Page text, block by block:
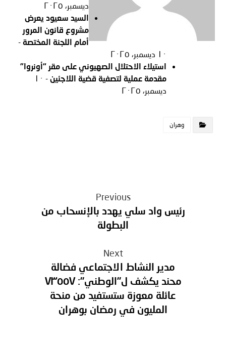
ديسمبر، ٢٠٢٥
السيد سعيود يعرض
مشروع قانون المرور
أمام اللجنة المختصة -
١٠ ديسمبر، ٢٠٢٥
استيلاء الاحتلال الصهيوني على مقر “أونروا”
مقدمة عملية لتصفية قضية اللاجئين
- ١٠
ديسمبر، ٢٠٢٥
وهران
Previous
رئيس واد سلي يهدد بالإنسحاب من
البطولة
Next
مدير النشاط الاجتماعي فضالة
محند يكشف ل”الوطني”: ٧٣٥٥٧
عائلة معوزة ستستفيد من منحة
المليون في رمضان بوهران